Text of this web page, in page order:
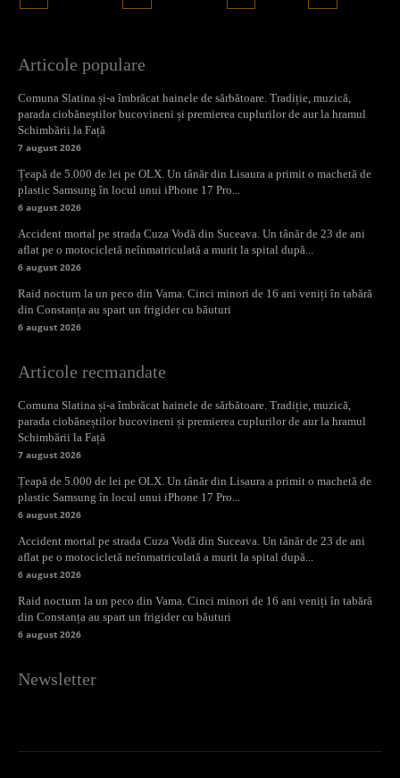
Articole populare
Comuna Slatina și-a îmbrăcat hainele de sărbătoare. Tradiție, muzică,
parada ciobăneștilor bucovineni și premierea cuplurilor de aur la hramul
Schimbării la Față
7 august 2026
Țeapă de 5.000 de lei pe OLX. Un tânăr din Lisaura a primit o machetă de
plastic Samsung în locul unui iPhone 17 Pro...
6 august 2026
Accident mortal pe strada Cuza Vodă din Suceava. Un tânăr de 23 de ani
aflat pe o motocicletă neînmatriculată a murit la spital după...
6 august 2026
Raid nocturn la un peco din Vama. Cinci minori de 16 ani veniți în tabără
din Constanța au spart un frigider cu băuturi
6 august 2026
Articole recmandate
Comuna Slatina și-a îmbrăcat hainele de sărbătoare. Tradiție, muzică,
parada ciobăneștilor bucovineni și premierea cuplurilor de aur la hramul
Schimbării la Față
7 august 2026
Țeapă de 5.000 de lei pe OLX. Un tânăr din Lisaura a primit o machetă de
plastic Samsung în locul unui iPhone 17 Pro...
6 august 2026
Accident mortal pe strada Cuza Vodă din Suceava. Un tânăr de 23 de ani
aflat pe o motocicletă neînmatriculată a murit la spital după...
6 august 2026
Raid nocturn la un peco din Vama. Cinci minori de 16 ani veniți în tabără
din Constanța au spart un frigider cu băuturi
6 august 2026
Newsletter